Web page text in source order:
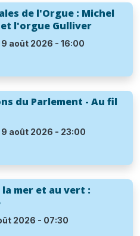
de l'Orgue : Michel
l'orgue Gulliver
août 2026 - 16:00
du Parlement - Au fil
août 2026 - 23:00
la mer et au vert :
2026 - 07:30